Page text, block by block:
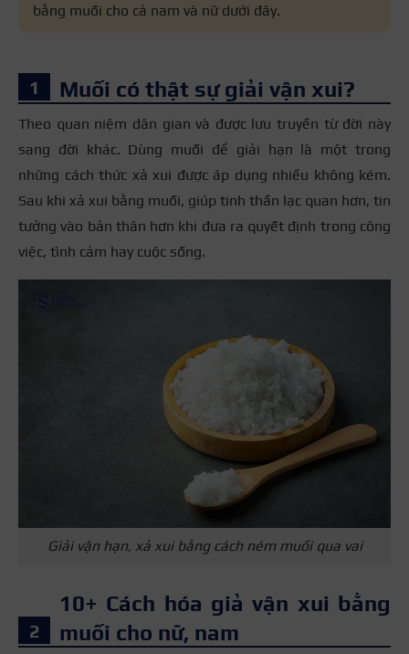
bằng muối cho cả nam và nữ dưới đây.
Muối có thật sự giải vận xui?
Theo quan niệm dân gian và được lưu truyền từ đời này
sang đời khác. Dùng muối để giải hạn là một trong
những cách thức xả xui được áp dụng nhiều không kém.
Sau khi xả xui bằng muối, giúp tinh thần lạc quan hơn, tin
tưởng vào bản thân hơn khi đưa ra quyết định trong công
việc, tình cảm hay cuộc sống.
Giải vận hạn, xả xui bằng cách ném muối qua vai
10+ Cách hóa giả vận xui bằng
muối cho nữ, nam